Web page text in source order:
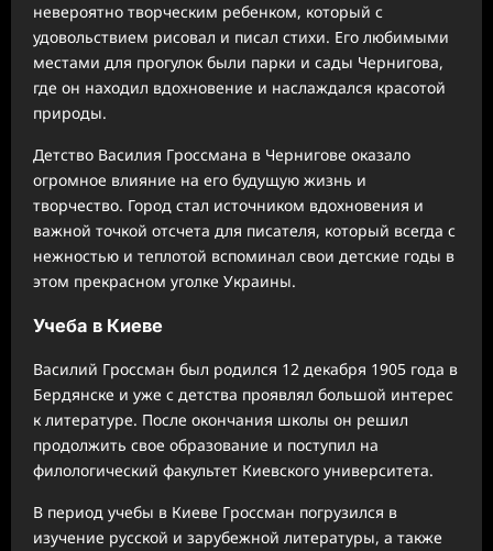
невероятно творческим ребенком, который с
удовольствием рисовал и писал стихи. Его любимыми
местами для прогулок были парки и сады Чернигова,
где он находил вдохновение и наслаждался красотой
природы.
Детство Василия Гроссмана в Чернигове оказало
огромное влияние на его будущую жизнь и
творчество. Город стал источником вдохновения и
важной точкой отсчета для писателя, который всегда с
нежностью и теплотой вспоминал свои детские годы в
этом прекрасном уголке Украины.
Учеба в Киеве
Василий Гроссман был родился 12 декабря 1905 года в
Бердянске и уже с детства проявлял большой интерес
к литературе. После окончания школы он решил
продолжить свое образование и поступил на
филологический факультет Киевского университета.
В период учебы в Киеве Гроссман погрузился в
изучение русской и зарубежной литературы, а также